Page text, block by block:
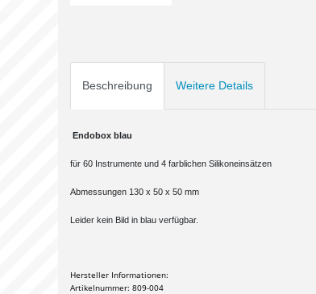
Beschreibung Weitere Details
Endobox blau
für 60 Instrumente und 4 farblichen Silikoneinsätzen
Abmessungen 130 x 50 x 50 mm
Leider kein Bild in blau verfügbar.
Hersteller Informationen:
Artikelnummer: 809-004